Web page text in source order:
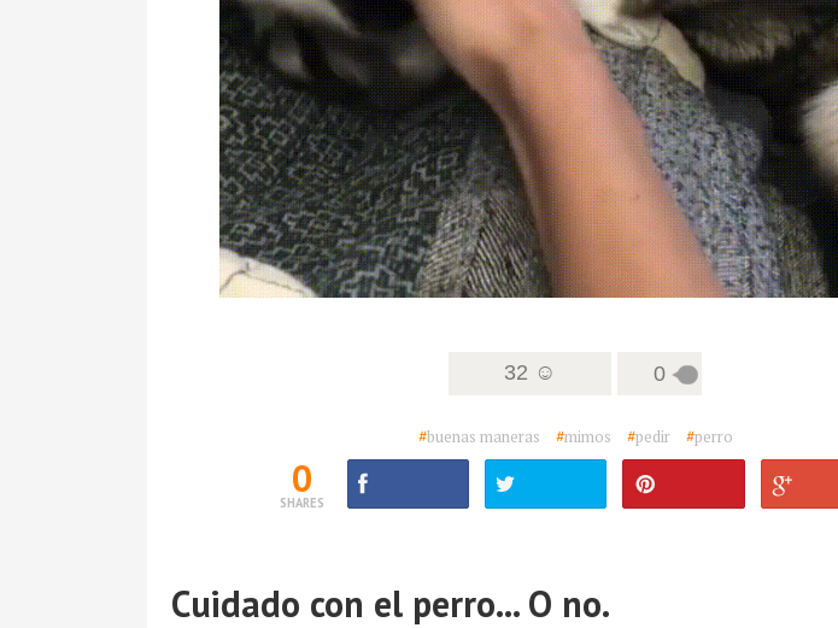
32 ☺ 0
#buenas maneras #mimos #pedir #perro
0
SHARES
Cuidado con el perro... O no.